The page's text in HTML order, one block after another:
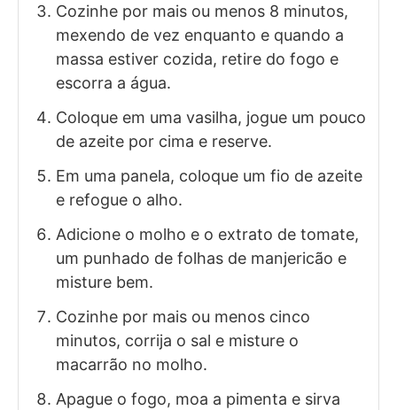
Cozinhe por mais ou menos 8 minutos,
mexendo de vez enquanto e quando a
massa estiver cozida, retire do fogo e
escorra a água.
Coloque em uma vasilha, jogue um pouco
de azeite por cima e reserve.
Em uma panela, coloque um fio de azeite
e refogue o alho.
Adicione o molho e o extrato de tomate,
um punhado de folhas de manjericão e
misture bem.
Cozinhe por mais ou menos cinco
minutos, corrija o sal e misture o
macarrão no molho.
Apague o fogo, moa a pimenta e sirva